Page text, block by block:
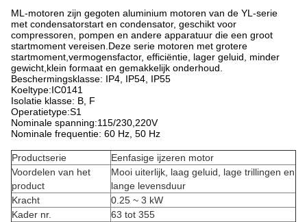
ML-motoren zijn gegoten aluminium motoren van de YL-serie
met condensatorstart en condensator, geschikt voor
compressoren, pompen en andere apparatuur die een groot
startmoment vereisen.Deze serie motoren met grotere
startmoment,vermogensfactor, efficiëntie, lager geluid, minder
gewicht,klein formaat en gemakkelijk onderhoud.
Beschermingsklasse: IP4, IP54, IP55
Koeltype:IC0141
Isolatie klasse: B, F
Operatietype:S1
Nominale spanning:115/230,220V
Nominale frequentie: 60 Hz, 50 Hz
Productserie
Eenfasige ijzeren motor
Voordelen van het
product
Mooi uiterlijk, laag geluid, lage trillingen en
lange levensduur
Kracht
0.25 ~ 3 kW
Kader nr.
63 tot 355